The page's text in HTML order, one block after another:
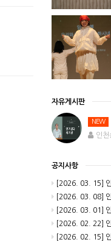
자유게시판
NEW
인천
공지사항
[2026. 03. 15]
[2026. 03. 08]
[2026. 03. 01]
[2026. 02. 22]
[2026. 02. 15]